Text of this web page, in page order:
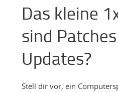
Das kleine
sind
Updates?
Stell dir vor, ein